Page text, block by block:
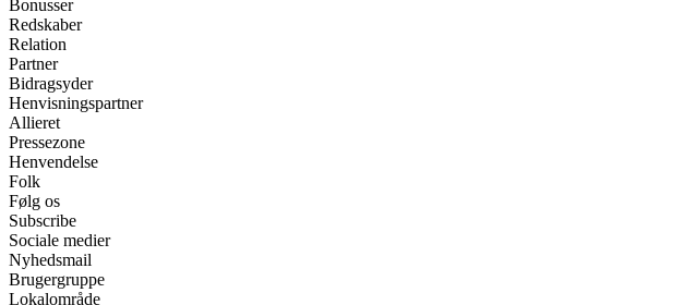
Bonusser
Redskaber
Relation
Partner
Bidragsyder
Henvisningspartner
Allieret
Pressezone
Henvendelse
Folk
Følg os
Subscribe
Sociale medier
Nyhedsmail
Brugergruppe
Lokalområde